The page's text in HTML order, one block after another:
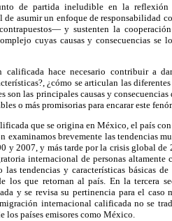
de partida ineludible en la
asumir un enfoque de responsabilidad
y sustenten la
cuyas causas y consecuencias se
hace necesario contribuir a
¿cómo se articulan las
son las principales causas y
o más promisorias para encarar este
que se origina en México, el país
examinamos brevemente las tendencias
y 2007, y más tarde por la crisis global de
internacional de personas
tendencias y características básicas
que retornan al país. En la tercera
y se revisa su pertinencia para el
internacional calificada no se
los países emisores como México.